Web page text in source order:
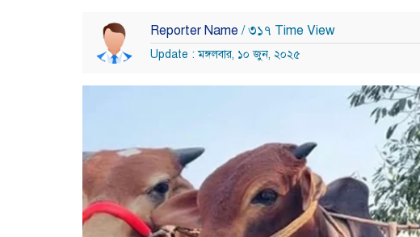
Reporter Name / ৩১৭ Time View
Update : মঙ্গলবার, ১০ জুন, ২০২৫